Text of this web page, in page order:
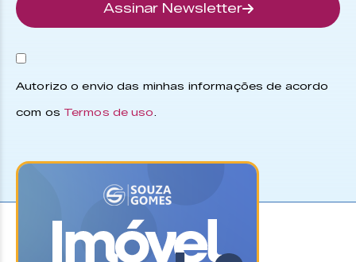
Assinar Newsletter
Autorizo o envio das minhas informações de acordo
com os Termos de uso.